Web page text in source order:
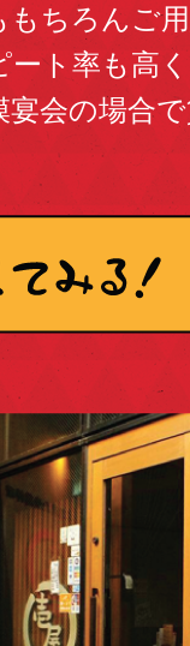
ちろんご
ート率も高
会の場合